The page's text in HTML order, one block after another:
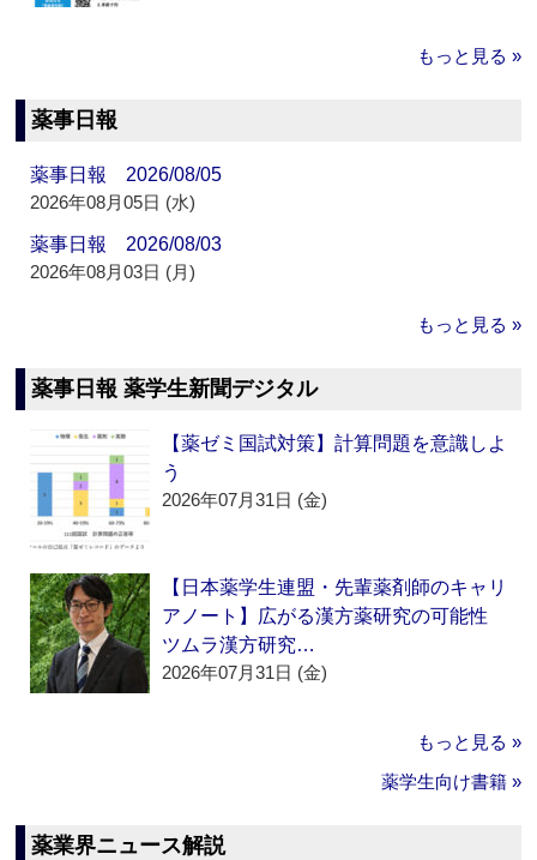
もっと見る »
薬事日報
薬事日報 2026/08/05
2026年08月05日 (水)
薬事日報 2026/08/03
2026年08月03日 (月)
もっと見る »
薬事日報 薬学生新聞デジタル
【薬ゼミ国試対策】計算問題を意識しよ
う
2026年07月31日 (金)
【日本薬学生連盟・先輩薬剤師のキャリ
アノート】広がる漢方薬研究の可能性
ツムラ漢方研究…
2026年07月31日 (金)
もっと見る »
薬学生向け書籍 »
薬業界ニュース解説